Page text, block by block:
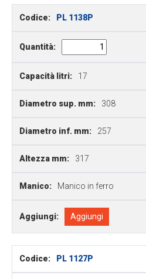
Codice: PL 1138P
Quantità:
Capacità litri: 17
Diametro sup. mm: 308
Diametro inf. mm: 257
Altezza mm: 317
Manico: Manico in ferro
Aggiungi: Aggiungi
Codice: PL 1127P